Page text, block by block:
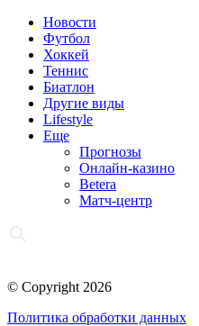
Новости
Футбол
Хоккей
Теннис
Биатлон
Другие виды
Lifestyle
Еще
Прогнозы
Онлайн-казино
Betera
Матч-центр
© Copyright 2026
Политика обработки данных